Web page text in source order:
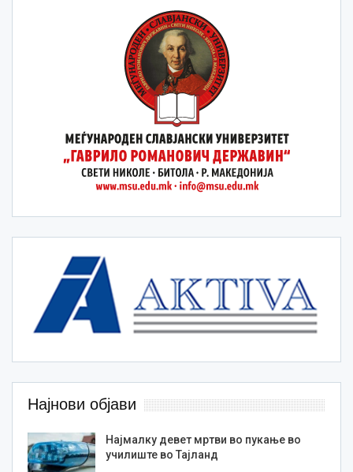
Најнови објави
Најмалку девет мртви во пукање во
училиште во Тајланд